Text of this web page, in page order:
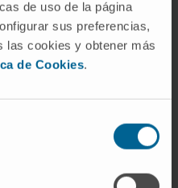
de uso de la página
sus preferencias,
las cookies y obtener más
de Cookies.
of tumor
and myo-inositol
in
doi: